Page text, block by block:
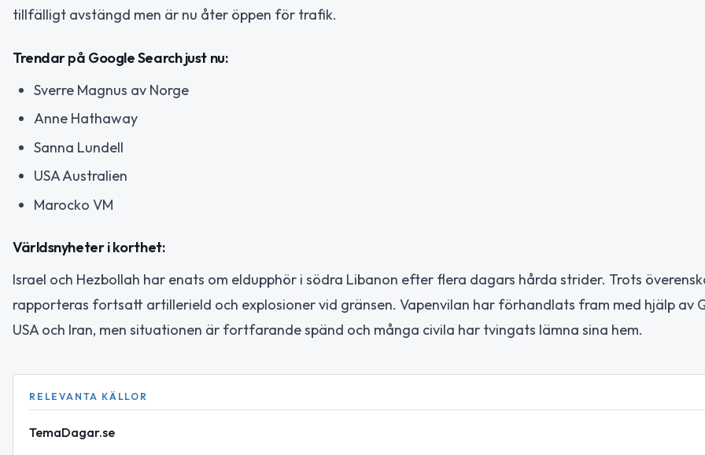
tillfälligt avstängd men är nu åter öppen för trafik.
Trendar på Google Search just nu:
Sverre Magnus av Norge
Anne Hathaway
Sanna Lundell
USA Australien
Marocko VM
Världsnyheter i korthet:
Israel och Hezbollah har enats om eldupphör i södra Libanon efter flera dagars hårda strider. Trots
rapporteras fortsatt artillerield och explosioner vid gränsen. Vapenvilan har förhandlats fram med hjälp av
USA och Iran, men situationen är fortfarande spänd och många civila har tvingats lämna sina hem.
RELEVANTA KÄLLOR
TemaDagar.se